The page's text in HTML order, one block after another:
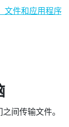
文件和应用程序
间传输文件。